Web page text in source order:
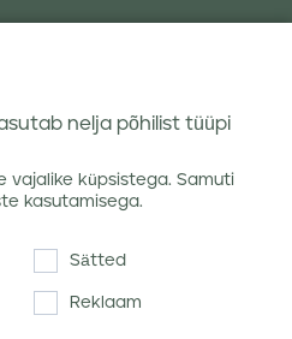
nelja põhilist tüüpi
vajalike küpsistega. Samuti
kasutamisega.
Sätted
Reklaam